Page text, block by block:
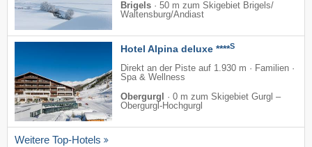
Brigels · 50 m zum Skigebiet Brigels/​
Waltensburg/​Andiast
Hotel Alpina deluxe ****S
Direkt an der Piste auf 1.930 m · Familien ·
Spa & Wellness
Obergurgl
· 0 m zum Skigebiet Gurgl –
Obergurgl-Hochgurgl
Weitere Top-Hotels